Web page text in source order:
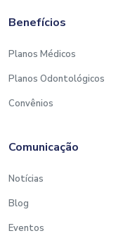
Benefícios
Planos Médicos
Planos Odontológicos
Convênios
Comunicação
Notícias
Blog
Eventos